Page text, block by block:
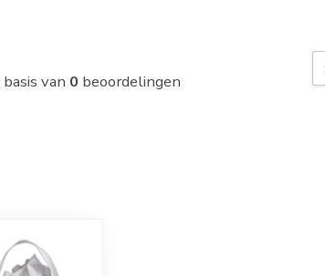
van 0 beoordelingen